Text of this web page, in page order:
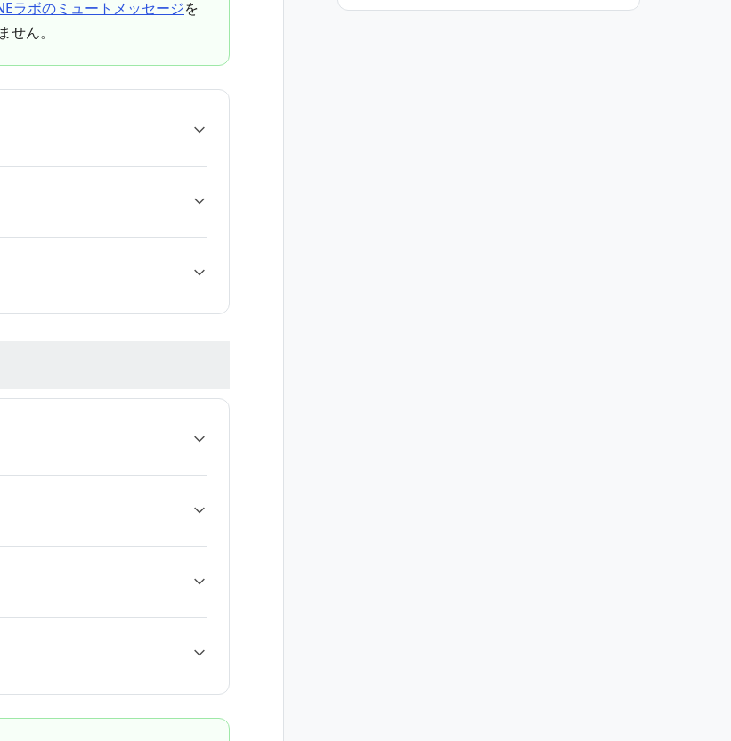
ラボのミュートメッセージを
ん。